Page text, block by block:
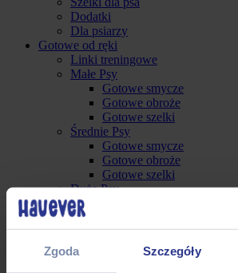
Zgoda Szczegóły
Dodatki
Dla psiarzy
Gotowe od ręki
Linki treningowe
Małe Psy
Gotowe smycze
Gotowe obroże
Gotowe szelki
Średnie Psy
Gotowe smycze
Gotowe obroże
Gotowe szelki
Duże Psy
Gotowe szelki
Akcesoria